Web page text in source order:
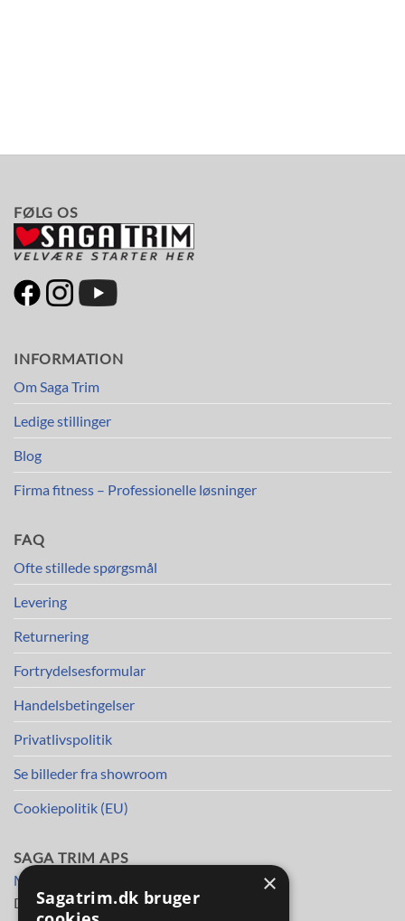
FØLG OS
INFORMATION
Om Saga Trim
Ledige stillinger
Blog
Firma fitness – Professionelle løsninger
FAQ
Ofte stillede spørgsmål
Levering
Returnering
Fortrydelsesformular
Handelsbetingelser
Privatlivspolitik
Se billeder fra showroom
Cookiepolitik (EU)
SAGA TRIM APS
Mileparken 30
DK-2730 Herlev
×
Sagatrim.dk bruger